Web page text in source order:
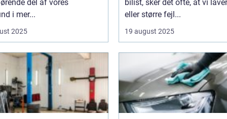
del af vores
i mer...
2025
bilist, sker det ofte, at vi
eller større fejl...
19 august 2025